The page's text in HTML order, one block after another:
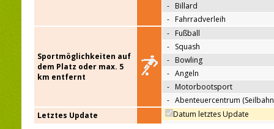
- Billard
- Fahrradverleih
Sportmöglichkeiten auf
dem Platz oder max. 5
km entfernt
- Fußball
- Squash
- Bowling
- Angeln
- Motorbootsport
- Abenteuercentrum
Letztes Update
Datum letztes Update